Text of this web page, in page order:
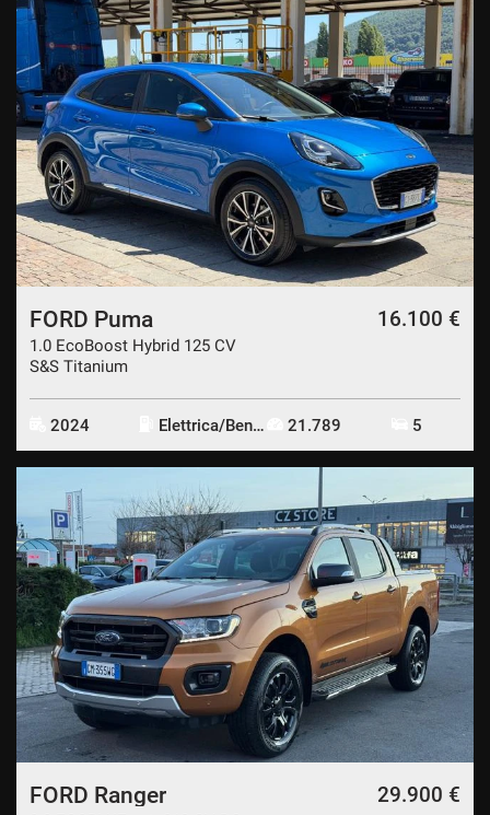
FORD Puma
1.0 EcoBoost Hybrid 125 CV
S&S Titanium
16.100 €
2024 Elettrica/Benzina 21.789 5
FORD Ranger 29.900 €